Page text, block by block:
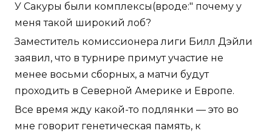
У Сакуры были комплексы(вроде:" почему у
меня такой широкий лоб?
Заместитель комиссионера лиги Билл Дэйли
заявил, что в турнире примут участие не
менее восьми сборных, а матчи будут
проходить в Северной Америке и Европе.
Все время жду какой-то подлянки — это во
мне говорит генетическая память, к